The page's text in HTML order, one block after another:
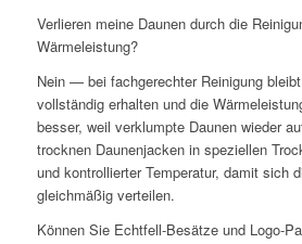
Verlieren meine Daunen durch die
Wärmeleistung?
Nein — bei fachgerechter Reinigung
vollständig erhalten und die
besser, weil verklumpte Daunen wieder
trocknen Daunenjacken in speziellen
und kontrollierter Temperatur, damit sich
gleichmäßig verteilen.
Können Sie Echtfell-Besätze und Logo-